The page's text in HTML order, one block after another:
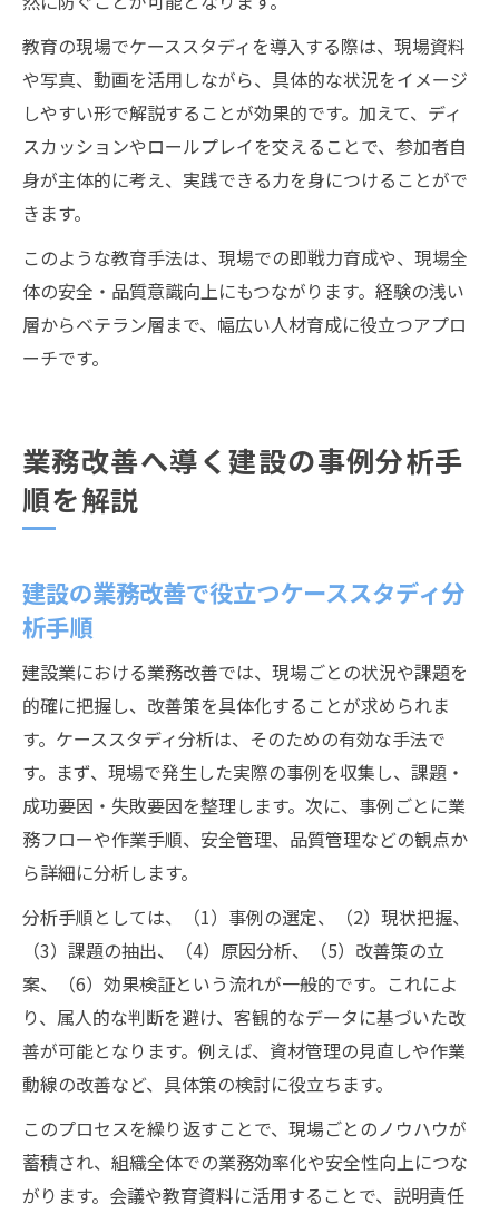
教育の現場でケーススタディを導入する際は、現場資料
や写真、動画を活用しながら、具体的な状況をイメージ
しやすい形で解説することが効果的です。加えて、ディ
スカッションやロールプレイを交えることで、参加者自
身が主体的に考え、実践できる力を身につけることがで
きます。
このような教育手法は、現場での即戦力育成や、現場全
体の安全・品質意識向上にもつながります。経験の浅い
層からベテラン層まで、幅広い人材育成に役立つアプロ
ーチです。
業務改善へ導く建設の事例分析手
順を解説
建設の業務改善で役立つケーススタディ分
析手順
建設業における業務改善では、現場ごとの状況や課題を
的確に把握し、改善策を具体化することが求められま
す。ケーススタディ分析は、そのための有効な手法で
す。まず、現場で発生した実際の事例を収集し、課題・
成功要因・失敗要因を整理します。次に、事例ごとに業
務フローや作業手順、安全管理、品質管理などの観点か
ら詳細に分析します。
分析手順としては、（1）事例の選定、（2）現状把握、
（3）課題の抽出、（4）原因分析、（5）改善策の立
案、（6）効果検証という流れが一般的です。これによ
り、属人的な判断を避け、客観的なデータに基づいた改
善が可能となります。例えば、資材管理の見直しや作業
動線の改善など、具体策の検討に役立ちます。
このプロセスを繰り返すことで、現場ごとのノウハウが
蓄積され、組織全体での業務効率化や安全性向上につな
がります。会議や教育資料に活用することで、説明責任